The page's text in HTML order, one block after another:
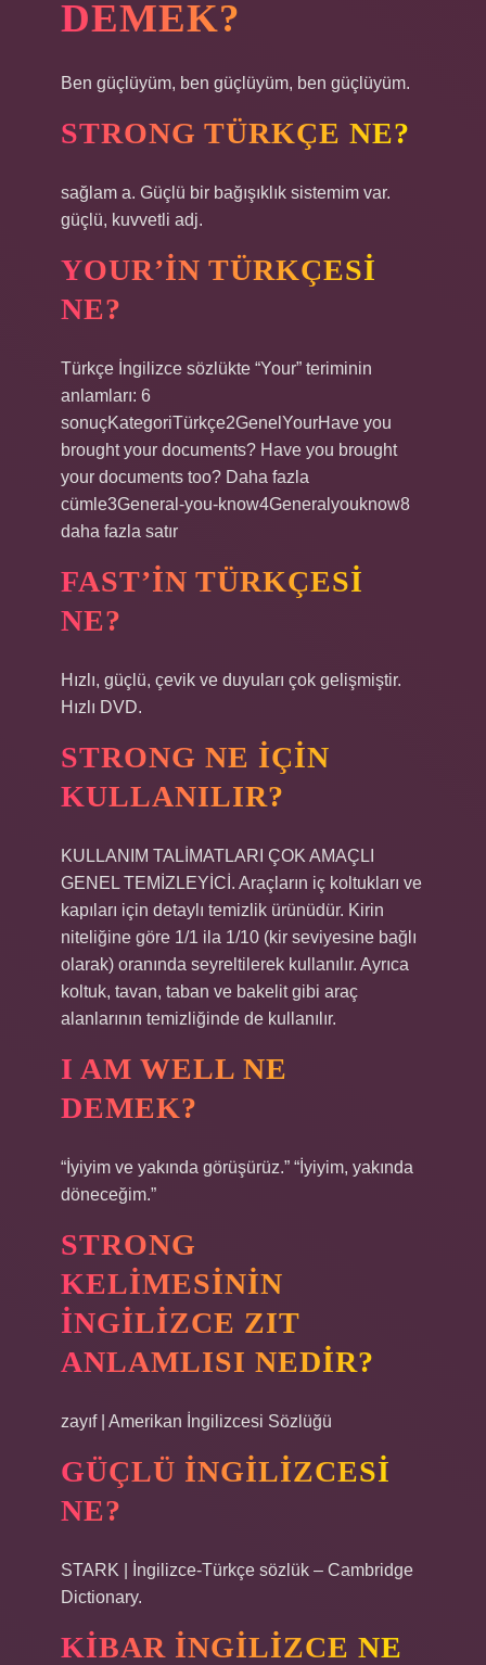
DEMEK?
Ben güçlüyüm, ben güçlüyüm, ben güçlüyüm.
STRONG TÜRKÇE NE?
sağlam a. Güçlü bir bağışıklık sistemim var.
güçlü, kuvvetli adj.
YOUR’IN TÜRKÇESI
NE?
Türkçe İngilizce sözlükte “Your” teriminin
anlamları: 6
sonuçKategoriTürkçe2GenelYourHave you
brought your documents? Have you brought
your documents too? Daha fazla
cümle3General-you-know4Generalyouknow8
daha fazla satır
FAST’IN TÜRKÇESI
NE?
Hızlı, güçlü, çevik ve duyuları çok gelişmiştir.
Hızlı DVD.
STRONG NE IÇIN
KULLANILIR?
KULLANIM TALİMATLARI ÇOK AMAÇLI
GENEL TEMİZLEYİCİ. Araçların iç koltukları ve
kapıları için detaylı temizlik ürünüdür. Kirin
niteliğine göre 1/1 ila 1/10 (kir seviyesine bağlı
olarak) oranında seyreltilerek kullanılır. Ayrıca
koltuk, tavan, taban ve bakelit gibi araç
alanlarının temizliğinde de kullanılır.
I AM WELL NE
DEMEK?
“İyiyim ve yakında görüşürüz.” “İyiyim, yakında
döneceğim.”
STRONG
KELIMESININ
INGILIZCE ZIT
ANLAMLISI NEDIR?
zayıf | Amerikan İngilizcesi Sözlüğü
GÜÇLÜ INGILIZCESI
NE?
STARK | İngilizce-Türkçe sözlük – Cambridge
Dictionary.
KIBAR INGILIZCE NE